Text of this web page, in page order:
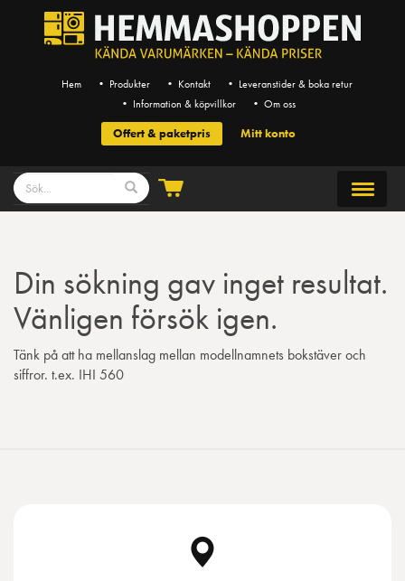
Hem • Produkter • Kontakt
• Leveranstider & boka retur
• Information & köpvillkor
• Om oss
Offert & paketpris Mitt konto
Din sökning gav inget resultat.
Vänligen försök igen.
Tänk på att ha mellanslag mellan modellnamnets bokstäver och
siffror. t.ex. IHI 560